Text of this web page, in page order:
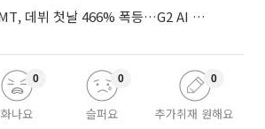
‘中 D램 굴기’ CXMT, 데뷔 첫날 466% 폭등…G2 AI 패권 ‘쩐의 전쟁’
화나요
0
슬퍼요
0
추가취재 원해요
0